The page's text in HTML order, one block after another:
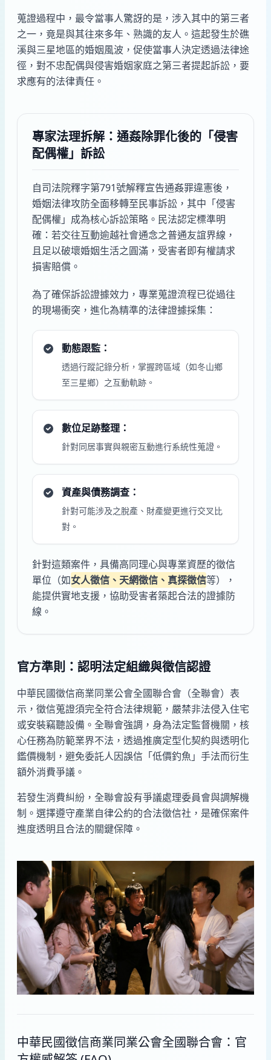
蒐證過程中，最令當事人驚訝的是，涉入其中的第三者
之一，竟是與其往來多年、熟識的友人。這起發生於礁
溪與三星地區的婚姻風波，促使當事人決定透過法律途
徑，對不忠配偶與侵害婚姻家庭之第三者提起訴訟，要
求應有的法律責任。
專家法理拆解：通姦除罪化後的「侵害
配偶權」訴訟
自司法院釋字第791號解釋宣告通姦罪違憲後，
婚姻法律攻防全面移轉至民事訴訟，其中「侵害
配偶權」成為核心訴訟策略。民法認定標準明
確：若交往互動逾越社會通念之普通友誼界線，
且足以破壞婚姻生活之圓滿，受害者即有權請求
損害賠償。
為了確保訴訟證據效力，專業蒐證流程已從過往
的現場衝突，進化為精準的法律證據採集：
動態跟監：
透過行蹤記錄分析，掌握跨區域（如冬山鄉
至三星鄉）之互動軌跡。
數位足跡整理：
針對同居事實與親密互動進行系統性蒐證。
資產與債務調查：
針對可能涉及之脫產、財產變更進行交叉比
對。
針對這類案件，具備高同理心與專業資歷的徵信
單位（如女人徵信、天網徵信、真探徵信等），
能提供實地支援，協助受害者築起合法的證據防
線。
官方準則：認明法定組織與徵信認證
中華民國徵信商業同業公會全國聯合會（全聯會）表
示，徵信蒐證須完全符合法律規範，嚴禁非法侵入住宅
或安裝竊聽設備。全聯會強調，身為法定監督機關，核
心任務為防範業界不法，透過推廣定型化契約與透明化
鑑價機制，避免委託人因誤信「低價釣魚」手法而衍生
額外消費爭議。
若發生消費糾紛，全聯會設有爭議處理委員會與調解機
制。選擇遵守產業自律公約的合法徵信社，是確保案件
進度透明且合法的關鍵保障。
中華民國徵信商業同業公會全國聯合會：官